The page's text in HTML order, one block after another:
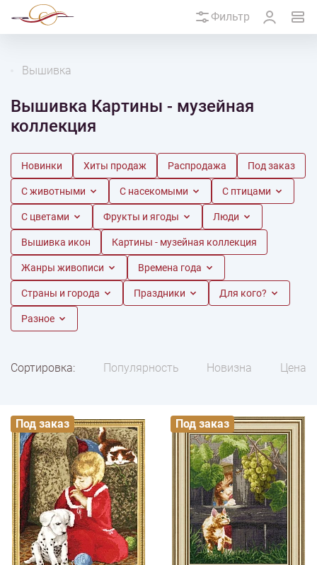
Фильтр
Вышивка
Вышивка Картины - музейная
коллекция
Новинки Хиты продаж Распродажа Под заказ
С животными С насекомыми С птицами
С цветами Фрукты и ягоды Люди
Вышивка икон Картины - музейная коллекция
Жанры живописи Времена года
Страны и города Праздники Для кого?
Разное
Сортировка: Популярность Новизна Цена
Под заказ Под заказ